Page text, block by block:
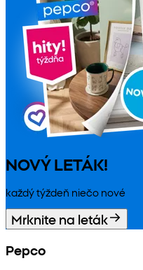
NOVÝ LETÁK!
každý týždeň niečo nové
Mrknite na leták
Pepco